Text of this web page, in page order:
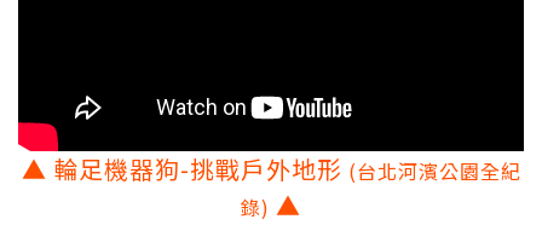
▲ 輪足機器狗-挑戰戶外地形 (台北河濱公園全紀
錄) ▲